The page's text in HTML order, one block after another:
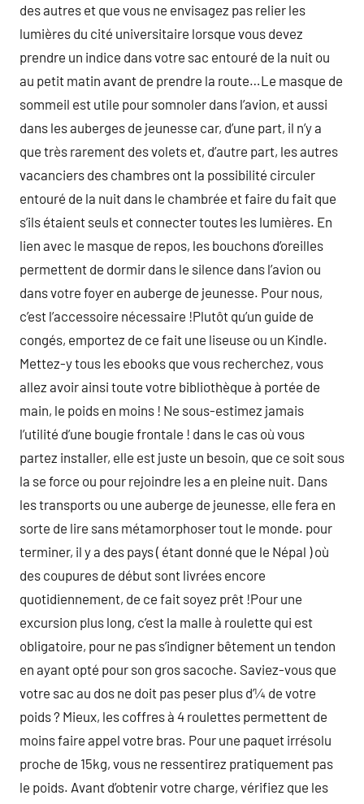
des autres et que vous ne envisagez pas relier les
lumières du cité universitaire lorsque vous devez
prendre un indice dans votre sac entouré de la nuit ou
au petit matin avant de prendre la route…Le masque de
sommeil est utile pour somnoler dans l’avion, et aussi
dans les auberges de jeunesse car, d’une part, il n’y a
que très rarement des volets et, d’autre part, les autres
vacanciers des chambres ont la possibilité circuler
entouré de la nuit dans le chambrée et faire du fait que
s’ils étaient seuls et connecter toutes les lumières. En
lien avec le masque de repos, les bouchons d’oreilles
permettent de dormir dans le silence dans l’avion ou
dans votre foyer en auberge de jeunesse. Pour nous,
c’est l’accessoire nécessaire !Plutôt qu’un guide de
congés, emportez de ce fait une liseuse ou un Kindle.
Mettez-y tous les ebooks que vous recherchez, vous
allez avoir ainsi toute votre bibliothèque à portée de
main, le poids en moins ! Ne sous-estimez jamais
l’utilité d’une bougie frontale ! dans le cas où vous
partez installer, elle est juste un besoin, que ce soit sous
la se force ou pour rejoindre les a en pleine nuit. Dans
les transports ou une auberge de jeunesse, elle fera en
sorte de lire sans métamorphoser tout le monde. pour
terminer, il y a des pays ( étant donné que le Népal ) où
des coupures de début sont livrées encore
quotidiennement, de ce fait soyez prêt !Pour une
excursion plus long, c’est la malle à roulette qui est
obligatoire, pour ne pas s’indigner bêtement un tendon
en ayant opté pour son gros sacoche. Saviez-vous que
votre sac au dos ne doit pas peser plus d’¼ de votre
poids ? Mieux, les coffres à 4 roulettes permettent de
moins faire appel votre bras. Pour une paquet irrésolu
proche de 15kg, vous ne ressentirez pratiquement pas
le poids. Avant d’obtenir votre charge, vérifiez que les